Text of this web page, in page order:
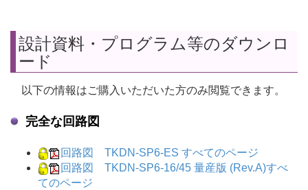
設計資料・プログラム等のダウンロ
ード
以下の情報はご購入いただいた方のみ閲覧できます。
完全な回路図
回路図 TKDN-SP6-ES すべてのページ
回路図 TKDN-SP6-16/45 量産版 (Rev.A)すべ
てのページ